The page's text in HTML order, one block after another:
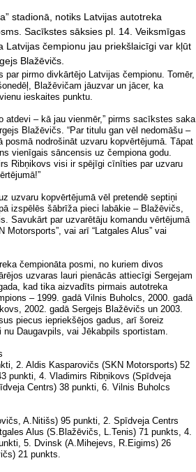
stadionā, notiks Latvijas autotreka
Sacīkstes sāksies pl. 14. Veiksmīgas
čempionu jau priekšlaicīgi var kļūt
Blažēvičs.
pirmo divkārtējo Latvijas čempionu. Tomēr,
Blažēvičam jāuzvar un jācer, ka
ieskaites punktu.
– kā jau vienmēr,” pirms sacīkstes saka
Blažēvičs. “Par titulu gan vēl nedomāšu –
nodrošināt uzvaru kopvērtējumā. Tāpat
vienīgais sāncensis uz čempiona godu.
Ribņikovs visi ir spējīgi cīnīties par uzvaru
uzvaru kopvērtējumā vēl pretendē septiņi
izspēlēs šābrīža pieci labākie – Blažēvičs,
Savukārt par uzvarētāju komandu vērtējumā
vai arī “Latgales Alus” vai
čempionāta posmi, no kuriem divos
uzvaras lauri pienācās attiecīgi Sergejam
kad tika aizvadīts pirmais autotreka
– 1999. gadā Vilnis Buholcs, 2000. gadā
2002. gadā Sergejs Blažēvičs un 2003.
piecus iepriekšējos gadus, arī šoreiz
Daugavpils, vai Jēkabpils sportistam.
2. Aldis Kasparovičs (SKN Motorsports) 52
punkti, 4. Vladimirs Ribņikovs (Spīdveja
Centrs) 38 punkti, 6. Vilnis Buholcs
A.Nitišs) 95 punkti, 2. Spīdveja Centrs
Alus (S.Blažēvičs, L.Tenis) 71 punkts, 4.
5. Dvinsk (A.Mihejevs, R.Eigims) 26
21 punkts.